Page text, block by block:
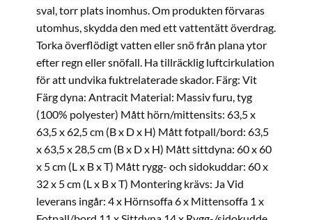
sval, torr plats inomhus. Om produkten förvaras
utomhus, skydda den med ett vattentätt överdrag.
Torka överflödigt vatten eller snö från plana ytor
efter regn eller snöfall. Ha tillräcklig luftcirkulation
för att undvika fuktrelaterade skador. Färg: Vit
Färg dyna: Antracit Material: Massiv furu, tyg
(100% polyester) Mått hörn/mittensits: 63,5 x
63,5 x 62,5 cm (B x D x H) Mått fotpall/bord: 63,5
x 63,5 x 28,5 cm (B x D x H) Mått sittdyna: 60 x 60
x 5 cm (L x B x T) Mått rygg- och sidokuddar: 60 x
32 x 5 cm (L x B x T) Montering krävs: Ja Vid
leverans ingår: 4 x Hörnsoffa 6 x Mittensoffa 1 x